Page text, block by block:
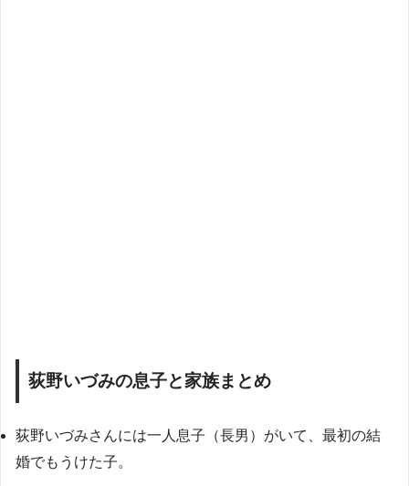
荻野いづみの息子と家族まとめ
荻野いづみさんには一人息子（長男）がいて、最初の結
婚でもうけた子。